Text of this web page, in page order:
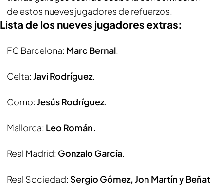
de estos nueves jugadores de refuerzos.
Lista de los nueves jugadores extras:
FC Barcelona: Marc Bernal.
Celta: Javi Rodríguez.
Como: Jesús Rodríguez.
Mallorca: Leo Román.
Real Madrid: Gonzalo García.
Real Sociedad: Sergio Gómez, Jon Martín y Beñat